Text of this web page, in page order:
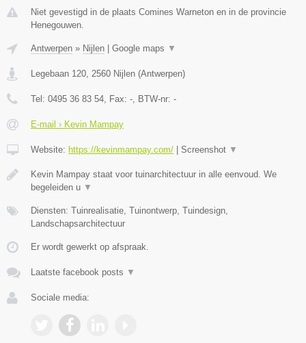
Niet gevestigd in de plaats Comines Warneton en in de provincie
Henegouwen.
Antwerpen » Nijlen | Google maps ▼
Legebaan 120 2560 Nijlen (Antwerpen)
Tel: 0495 36 83 54 , Fax: - , BTW-nr: -
E-mail › Kevin Mampay
Website: https://kevinmampay.com/ | Screenshot ▼
Kevin Mampay staat voor tuinarchitectuur in alle eenvoud. We
begeleiden u ▼
Diensten: Tuinrealisatie, Tuinontwerp, Tuindesign,
Landschapsarchitectuur
Er wordt gewerkt op afspraak.
Laatste facebook posts ▼
Sociale media: